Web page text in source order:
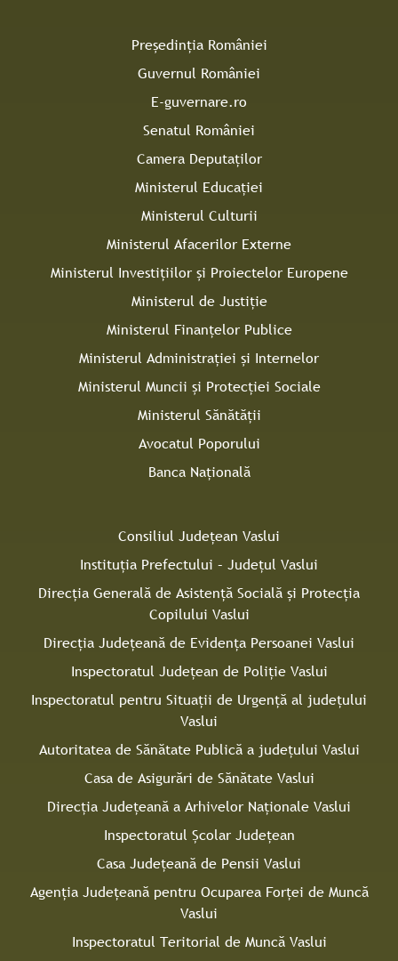
Președinția României
Guvernul României
E-guvernare.ro
Senatul României
Camera Deputaților
Ministerul Educației
Ministerul Culturii
Ministerul Afacerilor Externe
Ministerul Investițiilor și Proiectelor Europene
Ministerul de Justiție
Ministerul Finanțelor Publice
Ministerul Administrației și Internelor
Ministerul Muncii și Protecției Sociale
Ministerul Sănătății
Avocatul Poporului
Banca Națională
Consiliul Judeţean Vaslui
Instituţia Prefectului – Judeţul Vaslui
Direcţia Generală de Asistenţă Socială şi Protecţia
Copilului Vaslui
Direcţia Judeţeană de Evidenţa Persoanei Vaslui
Inspectoratul Judeţean de Poliţie Vaslui
Inspectoratul pentru Situaţii de Urgenţă al judeţului
Vaslui
Autoritatea de Sănătate Publică a judeţului Vaslui
Casa de Asigurări de Sănătate Vaslui
Direcţia Judeţeană a Arhivelor Naţionale Vaslui
Inspectoratul Şcolar Judeţean
Casa Judeţeană de Pensii Vaslui
Agenţia Judeţeană pentru Ocuparea Forţei de Muncă
Vaslui
Inspectoratul Teritorial de Muncă Vaslui